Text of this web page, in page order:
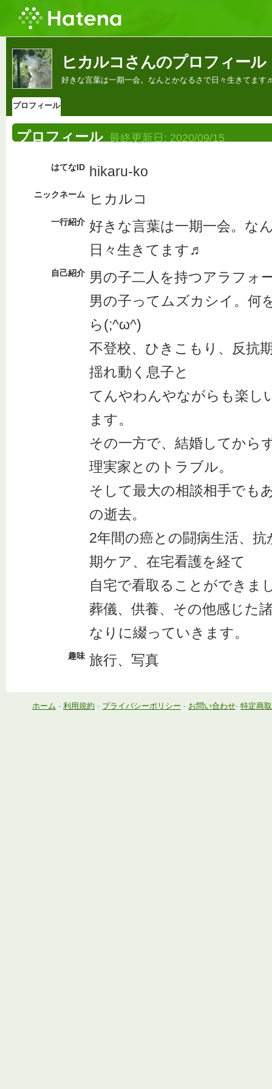
ヒカルコさんのプロフィール
好きな言葉は一期一会。なんとかなるさで日々生きてます
プロフィール
プロフィール 最終更新日: 2020/09/15
はてなID hikaru-ko
ニックネーム ヒカルコ
一行紹介 好きな言葉は一期一会。な
日々生きてます♬
自己紹介 男の子二人を持つアラフォ
男の子ってムズカシイ。何
ら(;^ω^)
不登校、ひきこもり、反抗
揺れ動く息子と
てんやわんやながらも楽し
ます。
その一方で、結婚してから
理実家とのトラブル。
そして最大の相談相手でも
の逝去。
2年間の癌との闘病生活、
期ケア、在宅看護を経て
自宅で看取ることができま
葬儀、供養、その他感じた
なりに綴っていきます。
趣味 旅行、写真
ホーム - 利用規約 - プライバシーポリシー - お問い合わせ- 特定商